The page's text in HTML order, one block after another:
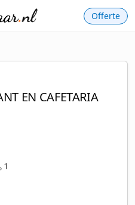
Offerte
EN CAFETARIA
1